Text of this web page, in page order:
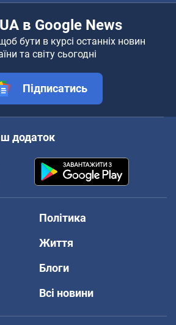
в Google News
бути в курсі останніх новин
та світу сьогодні
Підписатись
додаток
Політика
Життя
Блоги
Всі новини